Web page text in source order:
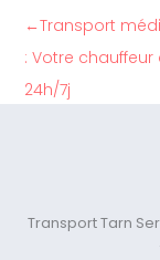
←Transport
: Votre
24h/7j
Transport Tarn